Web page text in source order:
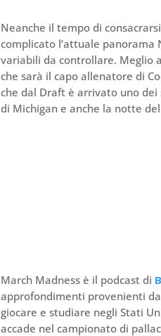
Neanche il tempo di
complicato l’attuale panorama
variabili da controllare. Meglio
che sarà il capo allenatore di
che dal Draft è arrivato uno dei
di Michigan e anche la notte
March Madness è il podcast di
approfondimenti provenienti
giocare e studiare negli Stati
accade nel campionato di